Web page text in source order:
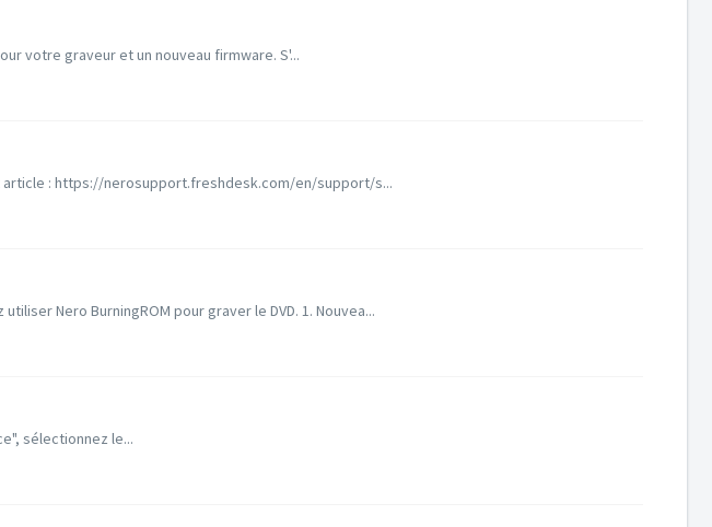
votre graveur et un nouveau firmware. S'...
article : https://nerosupport.freshdesk.com/en/support/s...
Nero BurningROM pour graver le DVD. 1. Nouvea...
sélectionnez le...